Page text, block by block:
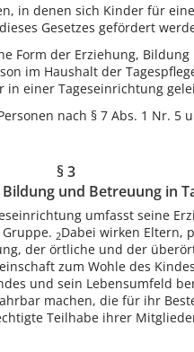
in denen sich Kinder für
Gesetzes gefördert
Form der Erziehung,
im Haushalt der
in einer Tageseinrichtung
nach § 7 Abs. 1 Nr. 5
§ 3
und Betreuung in
umfasst seine
2Dabei wirken Eltern,
der örtliche und der
zum Wohle des
und sein Lebensumfeld
machen, die für ihr
Teilhabe ihrer